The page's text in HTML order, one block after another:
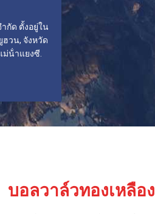
กัด ตั้งอยู่ใน
ฮวน, จังหวัด
ม่น้ําแยงซี.
บอลวาล์วทองเหลือง